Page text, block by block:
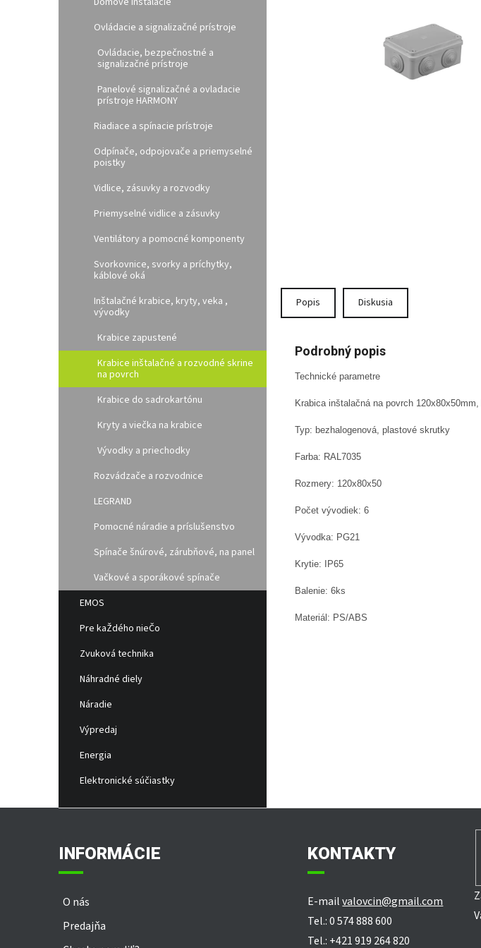
Ovládacie a signalizačné prístroje
Ovládacie, bezpečnostné a
signalizačné prístroje
Panelové signalizačné a ovladacie
prístroje HARMONY
Riadiace a spínacie prístroje
Odpínače, odpojovače a priemyselné
poistky
Vidlice, zásuvky a rozvodky
Priemyselné vidlice a zásuvky
Ventilátory a pomocné komponenty
Svorkovnice, svorky a príchytky,
káblové oká
Inštalačné krabice, kryty, veka ,
vývodky
Krabice zapustené
Krabice inštalačné a rozvodné skrine
na povrch
Krabice do sadrokartónu
Kryty a viečka na krabice
Vývodky a priechodky
Rozvádzače a rozvodnice
LEGRAND
Pomocné náradie a príslušenstvo
Spínače šnúrové, zárubňové, na panel
Vačkové a sporákové spínače
EMOS
Pre kaŽdého nieČo
Zvuková technika
Náhradné diely
Náradie
Výpredaj
Energia
Elektronické súčiastky
Popis Diskusia
Podrobný popis
Technické parametre
Krabica inštalačná na povrch
Typ: bezhalogenová, plastové skrutky
Farba: RAL7035
Rozmery: 120x80x50
Počet vývodiek: 6
Vývodka: PG21
Krytie: IP65
Balenie: 6ks
Materiál: PS/ABS
INFORMÁCIE
O nás
Predajňa
KONTAKTY
E-mailvalovcin@gmail.com
Tel.: 0 574 888 600
Tel.: +421 919 264 820